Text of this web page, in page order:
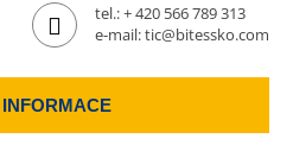
tel.:+ 420 566 789 313
e-mail:tic@bitessko.com